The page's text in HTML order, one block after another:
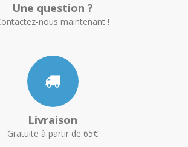
Une question ?
nous maintenant !
Livraison
Gratuite à partir de 65€